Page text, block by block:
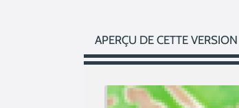
APERÇU DE CETTE VERSION